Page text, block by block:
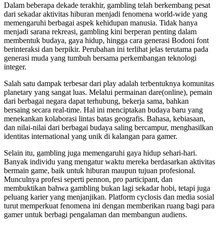
Dalam beberapa dekade terakhir, gambling telah berkembang pesat
dari sekadar aktivitas hiburan menjadi fenomena world-wide yang
memengaruhi berbagai aspek kehidupan manusia. Tidak hanya
menjadi sarana rekreasi, gambling kini berperan penting dalam
membentuk budaya, gaya hidup, hingga cara generasi Bodoni font
berinteraksi dan berpikir. Perubahan ini terlihat jelas terutama pada
generasi muda yang tumbuh bersama perkembangan teknologi
integer.
Salah satu dampak terbesar dari play adalah terbentuknya komunitas
planetary yang sangat luas. Melalui permainan dare(online), pemain
dari berbagai negara dapat terhubung, bekerja sama, bahkan
bersaing secara real-time. Hal ini menciptakan budaya baru yang
menekankan kolaborasi lintas batas geografis. Bahasa, kebiasaan,
dan nilai-nilai dari berbagai budaya saling bercampur, menghasilkan
identitas international yang unik di kalangan para gamer.
Selain itu, gambling juga memengaruhi gaya hidup sehari-hari.
Banyak individu yang mengatur waktu mereka berdasarkan aktivitas
bermain game, baik untuk hiburan maupun tujuan profesional.
Munculnya profesi seperti pennon, pro participant, dan
membuktikan bahwa gambling bukan lagi sekadar hobi, tetapi juga
peluang karier yang menjanjikan. Platform cyclosis dan media sosial
turut memperkuat fenomena ini dengan memberikan ruang bagi para
gamer untuk berbagi pengalaman dan membangun audiens.